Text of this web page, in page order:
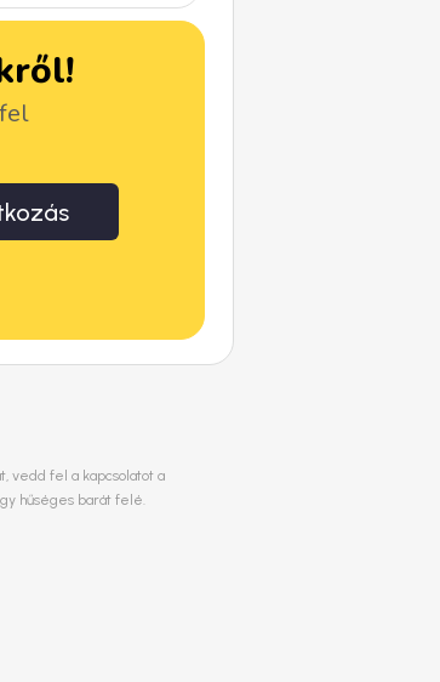
vedd fel a kapcsolatot a
hűséges barát felé.